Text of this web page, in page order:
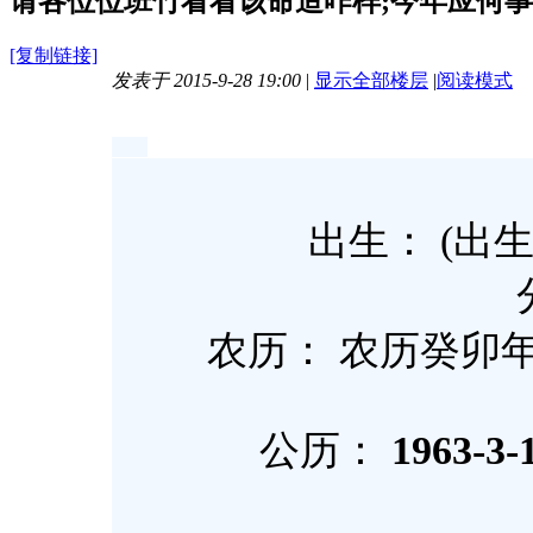
[复制链接]
发表于 2015-9-28 19:00 | 显示全部楼层 |阅读模式
出生： (出生
农历： 农历癸
公历： 1963-3-